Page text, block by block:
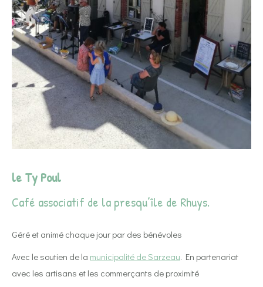
le Ty Poul
Café associatif de la presqu’île de Rhuys.
Géré et animé chaque jour par des bénévoles
Avec le soutien de la municipalité de Sarzeau. En partenariat
avec les artisans et les commerçants de proximité